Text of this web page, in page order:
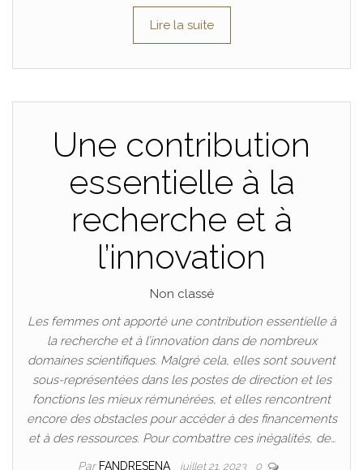
Lire la suite
Une contribution
essentielle à la
recherche et à
l’innovation
Non classé
Les femmes ont apporté une contribution essentielle à
la recherche et à l’innovation dans de nombreux
domaines scientifiques. Malgré cela, elles sont souvent
sous-représentées dans les postes de direction et les
fonctions les mieux rémunérées, et elles rencontrent
encore des obstacles pour accéder à des financements
et à des ressources. Pour combattre ces inégalités, de…
Par FANDRESENA juillet 21, 2023 0